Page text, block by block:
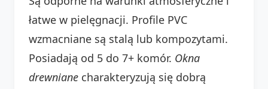
łatwe w pielęgnacji. Profile PVC
wzmacniane są stalą lub kompozytami.
Posiadają od 5 do 7+ komór. Okna
drewniane charakteryzują się dobrą